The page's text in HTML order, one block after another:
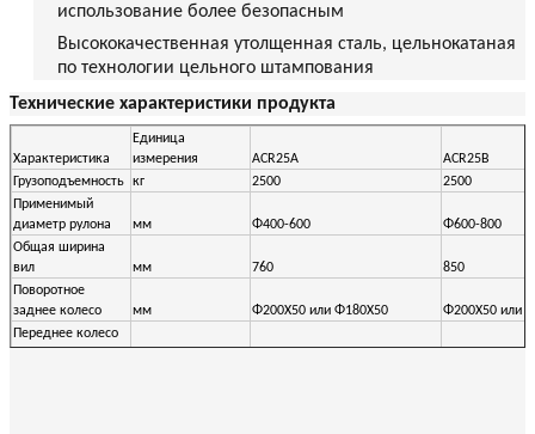
использование более безопасным
Высококачественная утолщенная сталь, цельнокатаная
по технологии цельного штампования
Технические характеристики продукта
Характеристика
Единица
измерения
ACR25A
ACR25B
Грузоподъемность кг 2500
2500
Применимый
диаметр рулона
мм Φ400-600
Φ600-800
Общая ширина
вил
мм 760
850
Поворотное
заднее колесо
мм Φ200X50 или Φ180X50
Φ200X50 или
Переднее колесо